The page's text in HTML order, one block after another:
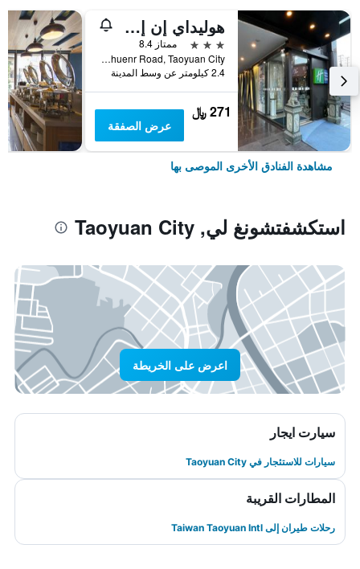
هوليداي إن إكسبرس تاويوا بآباي آيتش جي
3 نجوم
ممتاز 8.4
No. 1039 Chuenr Road, Taoyuan City, تايوان
2.4 كيلومتر عن وسط المدينة
271 ﷼
عرض الصفقة
مشاهدة الفنادق الأخرى الموصى بها
استكشفتشونغ لي, Taoyuan City
اعرض على الخريطة
سيارت ايجار
سيارات للاستئجار في Taoyuan City
المطارات القريبة
رحلات طيران إلى Taiwan Taoyuan Intl